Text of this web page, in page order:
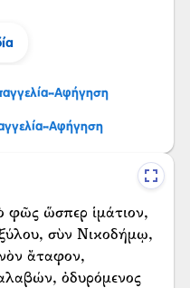
Αφήγηση
Αφήγηση
φῶς ὥσπερ ἱμάτιον,
σὺν Νικοδήμῳ,
ἄταφον,
ὀδυρόμενος